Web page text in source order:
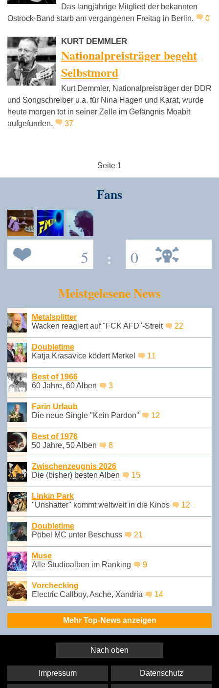
Das langjährige Mitglied der bekannten
Ostrock-Band starb am vergangenen Freitag in Berlin.
0
KURT DEMMLER
Nationalpreisträger begeht
Selbstmord
Kurt Demmler, Nationalpreisträger der DDR
und Songschreiber u.a. für Nina Hagen und Karat, wurde
heute morgen tot in seiner Zelle im Gefängnis Moabit
aufgefunden.
37
Seite 1
Fans
5 : 0
Meistgelesene News
Metalsplitter
Wacken reagiert auf "FCK AFD"-Streit
22
Doubletime
Katja Krasavice ködert Merkel
11
Best of 1966
60 Jahre, 60 Alben
3
Farin Urlaub
Die neue Single "Kein Pardon"
12
Best of 1976
50 Jahre, 50 Alben
8
Zwischenzeugnis 2026
Die (bisher) besten Alben
15
Linkin Park
"Unshatter" kommt weltweit in die Kinos
12
Doubletime
Pöbel MC unter Beschuss
21
Muse
Alle Studioalben im Ranking
9
Vorchecking
Electric Callboy, Asche, Xandria
14
Mehr Top-News anzeigen
Nach oben
Impressum Datenschutz